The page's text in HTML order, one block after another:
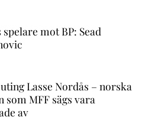
mot BP: Sead
Lasse Nordås – norska
som MFF sägs vara
av